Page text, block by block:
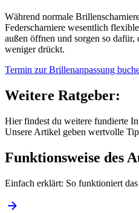
Während normale
Federscharniere wesentlich
außen öffnen und sorgen so dafür,
weniger drückt.
Termin zur Brillenanpassung
Weitere Ratgeber:
Hier findest du weitere fundierte
Unsere Artikel geben wertvolle
Funktionsweise des
Einfach erklärt: So funktioniert